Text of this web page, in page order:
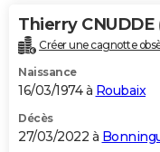
Thierry CNUDDE
Créer une cagnotte
Naissance
16/03/1974 à Roubaix
Décès
27/03/2022 à